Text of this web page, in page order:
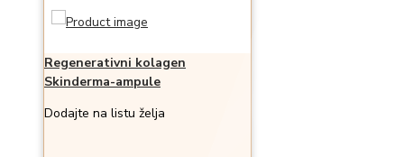
Regenerativni kolagen
Skinderma-ampule
Dodajte na listu želja